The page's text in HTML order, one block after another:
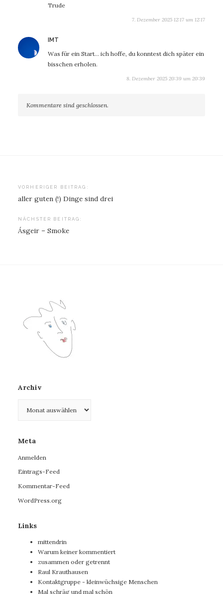
Trude
7. Dezember 2025 12:17 um 12:17
IMT
Was für ein Start… ich hoffe, du konntest dich später ein
bisschen erholen.
8. Dezember 2025 20:39 um 20:39
Kommentare sind geschlossen.
Beitragsnavigation
VORHERIGER BEITRAG:
aller guten (!) Dinge sind drei
NÄCHSTER BEITRAG:
Ásgeir – Smoke
Archiv
Meta
Anmelden
Eintrags-Feed
Kommentar-Feed
WordPress.org
Links
mittendrin
Warum keiner kommentiert
zusammen oder getrennt
Raul Krauthausen
Kontaktgruppe - kleinwüchsige Menschen
Mal schräg und mal schön